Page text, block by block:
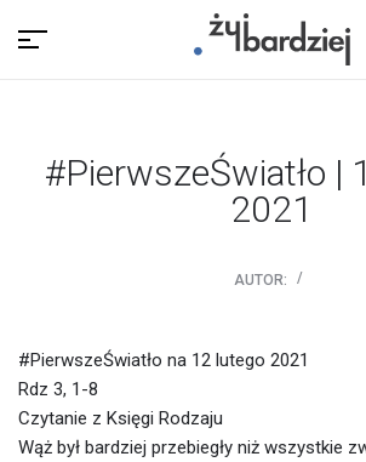
#PierwszeŚwiatło |
2021
AUTOR:
#PierwszeŚwiatło na 12 lutego 2021
Rdz 3, 1-8
Czytanie z Księgi Rodzaju
Wąż był bardziej przebiegły niż wszystkie